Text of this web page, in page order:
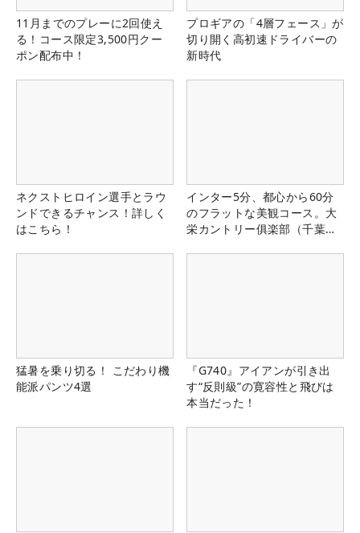
11月までのプレーに2回使え
る！コース限定3,500円クー
ポン配布中！
プロギアの「4層フェース」が
切り開く高初速ドライバーの
新時代
ネクストヒロイン選手とラウ
ンドできるチャンス！詳しく
はこちら！
インター5分、都心から60分
のフラットな美観コース。大
栄カントリー俱楽部（千葉
猛暑を乗り切る！ こだわり機
能派パンツ4選
『G740』アイアンが引き出
す“反則級”の寛容性と飛びは
本当だった！